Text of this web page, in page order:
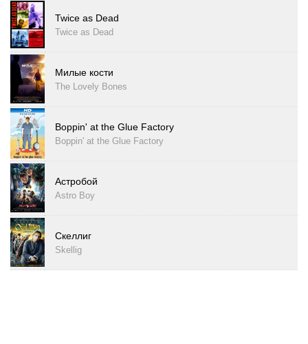
Twice as Dead
Twice as Dead
Милые кости
The Lovely Bones
Boppin' at the Glue Factory
Boppin' at the Glue Factory
Астробой
Astro Boy
Скеллиг
Skellig